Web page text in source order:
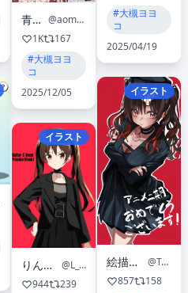
青森んご🍎
@aomoringo_com
1K
167
#大槻ヨヨ
コ
2025/12/05
イラスト
りんご餅チーズ
@L_lingo_e
944
239
#大槻ヨヨ
コ
2025/04/19
イラスト
絵描きタロウ🎨skeb募集中
@TaroEkaki_2525
857
158